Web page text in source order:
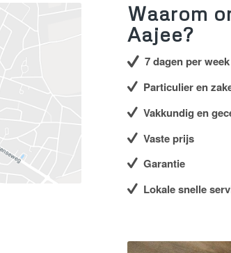
Waarom
Aajee?
7 dagen per
Particulier en
Vakkundig en
Vaste prijs
Garantie
Lokale snelle